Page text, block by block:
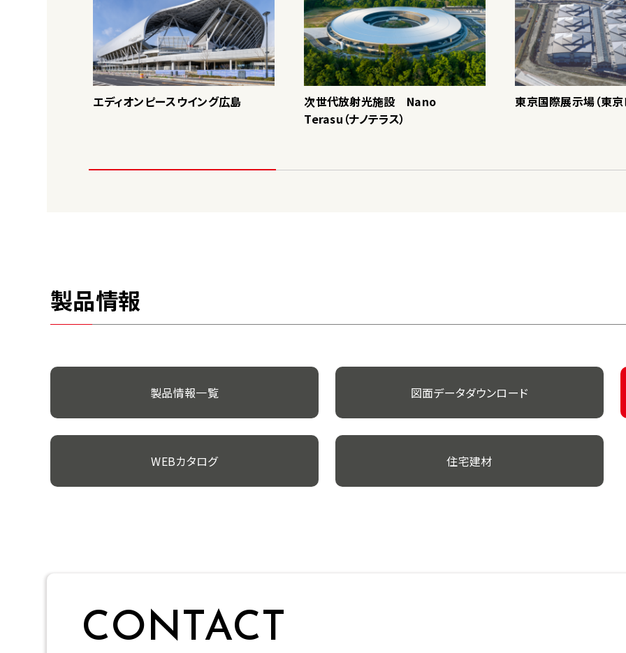
エディオンピースウイング広島
次世代放射光施設 Nano
Terasu（ナノテラス）
東京国際展示場（東京
製品情報
製品情報一覧 図面データダウンロード
WEBカタログ 住宅建材
CONTACT